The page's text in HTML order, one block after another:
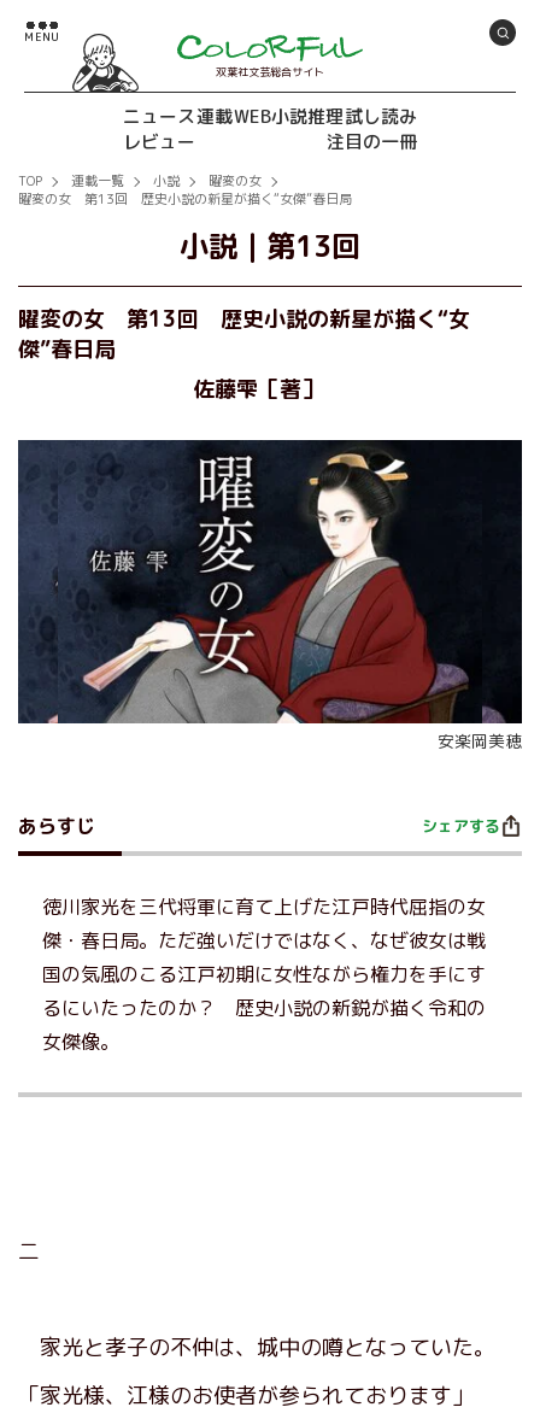
双葉社文芸総合サイト
ニュース連載WEB小説推理試し読み
レビュー
注目の一冊
TOP 連載一覧 小説
曜変の女
曜変の女 第13回 歴史小説の新星が描く“女傑”春日局
小説 ｜ 第13回
曜変の女 第13回 歴史小説の新星が描く“女
傑”春日局
佐藤雫［著］
安楽岡美穂
あらすじ シェアする
徳川家光を三代将軍に育て上げた江戸時代屈指の女
傑・春日局。ただ強いだけではなく、なぜ彼女は戦
国の気風のこる江戸初期に女性ながら権力を手にす
るにいたったのか？ 歴史小説の新鋭が描く令和の
女傑像。
二
家光と孝子の不仲は、城中の噂となっていた。
「家光様、江様のお使者が参られております」